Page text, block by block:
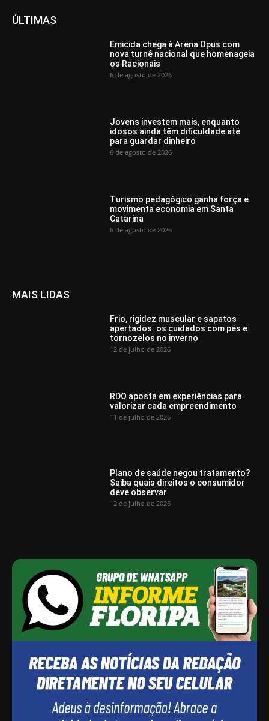
ÚLTIMAS
Emicida chega à Arena Opus com
nova turnê nacional que homenageia
os Racionais
6 de agosto de 2026
Jovens investem mais, enquanto
idosos ainda têm dificuldade até
para guardar dinheiro
6 de agosto de 2026
Turismo pedagógico ganha força e
movimenta economia em Santa
Catarina
6 de agosto de 2026
MAIS LIDAS
Frio, rigidez muscular e sapatos
apertados: os cuidados com pés e
tornozelos no inverno
12 de julho de 2026
RDO aposta em experiências para
valorizar cada empreendimento
11 de julho de 2026
Plano de saúde negou tratamento?
Saiba quais direitos o consumidor
deve observar
12 de julho de 2026